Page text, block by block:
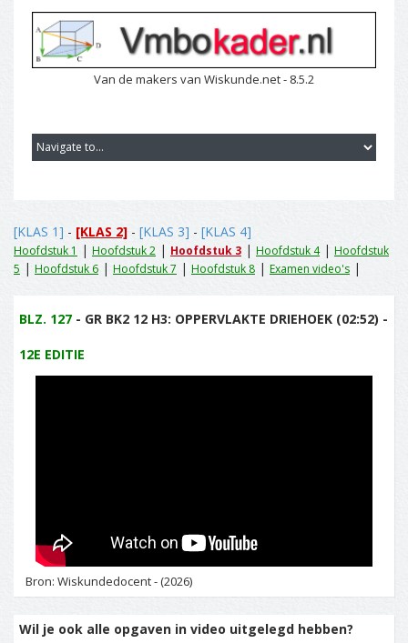
Van de makers van Wiskunde.net - 8.5.2
[KLAS 1] - [KLAS 2] - [KLAS 3] - [KLAS 4]
Hoofdstuk 1 | Hoofdstuk 2 | Hoofdstuk 3 | Hoofdstuk 4| Hoofdstuk
5 | Hoofdstuk 6 | Hoofdstuk 7 | Hoofdstuk 8 | Examen video's |
BLZ. 127 - GR BK2 12 H3: OPPERVLAKTE DRIEHOEK (02:52) -
12E EDITIE
Bron: Wiskundedocent - (2026)
Wil je ook alle opgaven in video uitgelegd hebben?